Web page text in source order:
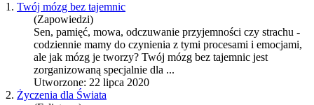
1. Twój mózg bez tajemnic
(Zapowiedzi)
Sen, pamięć, mowa, odczuwanie przyjemności czy strachu -
codziennie mamy do czynienia z tymi procesami i emocjami,
ale jak mózg je tworzy? Twój mózg bez tajemnic jest
zorganizowaną specjalnie dla ...
Utworzone: 22 lipca 2020
2. Życzenia dla Świata